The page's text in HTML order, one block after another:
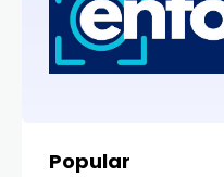
Popular